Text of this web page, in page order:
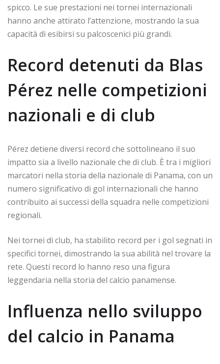
spicco. Le sue prestazioni nei tornei internazionali
hanno anche attirato l’attenzione, mostrando la sua
capacità di esibirsi su palcoscenici più grandi.
Record detenuti da Blas
Pérez nelle competizioni
nazionali e di club
Pérez detiene diversi record che sottolineano il suo
impatto sia a livello nazionale che di club. È tra i migliori
marcatori nella storia della nazionale di Panama, con un
numero significativo di gol internazionali che hanno
contribuito ai successi della squadra nelle competizioni
regionali.
Nei tornei di club, ha stabilito record per i gol segnati in
specifici tornei, dimostrando la sua abilità nel trovare la
rete. Questi record lo hanno reso una figura
leggendaria nella storia del calcio panamense.
Influenza nello sviluppo
del calcio in Panama